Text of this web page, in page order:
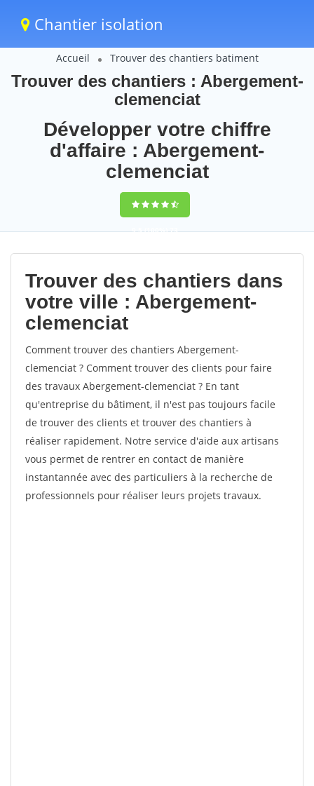
Chantier isolation
Accueil Trouver des chantiers batiment
Trouver des chantiers : Abergement-
clemenciat
Développer votre chiffre
d'affaire : Abergement-
clemenciat
9,5(100%)73
votes
Trouver des chantiers dans
votre ville : Abergement-
clemenciat
Comment trouver des chantiers Abergement-
clemenciat ? Comment trouver des clients pour faire
des travaux Abergement-clemenciat ? En tant
qu'entreprise du bâtiment, il n'est pas toujours facile
de trouver des clients et trouver des chantiers à
réaliser rapidement. Notre service d'aide aux artisans
vous permet de rentrer en contact de manière
instantannée avec des particuliers à la recherche de
professionnels pour réaliser leurs projets travaux.